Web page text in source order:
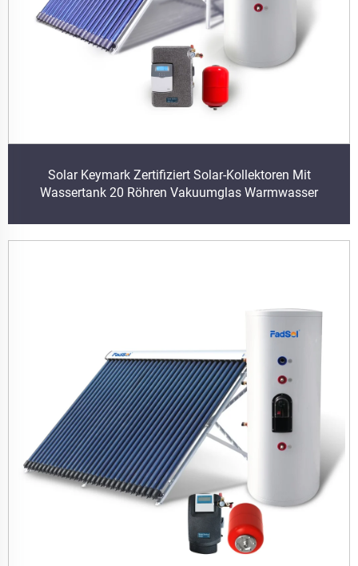
Solar Keymark Zertifiziert Solar-Kollektoren Mit
Wassertank 20 Röhren Vakuumglas Warmwasser